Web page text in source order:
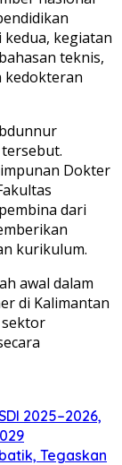
kegiatan
teknis,
kedokteran
Dokter
dari
kurikulum.
awal dalam
di Kalimantan
2025–2026,
Tegaskan